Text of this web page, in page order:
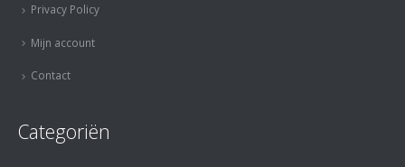
Privacy Policy
Mijn account
Contact
Categoriën